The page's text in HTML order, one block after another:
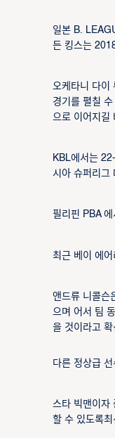
일본 B.
든 킹스는
오케타니 다이
경기를 펼칠
으로 이어지길
KBL에서는
시아 슈퍼리그
필리핀 PBA
최근 베이 에
앤드류 니콜슨
으며 어서 팀
을 것이라고
다른 정상급
스타 빅맨이자
할 수 있도록